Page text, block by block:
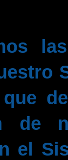
de
el